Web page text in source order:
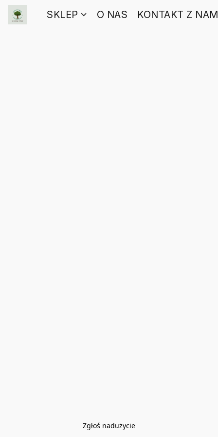
SKLEP O NAS KONTAKT Z
Zgłoś nadużycie